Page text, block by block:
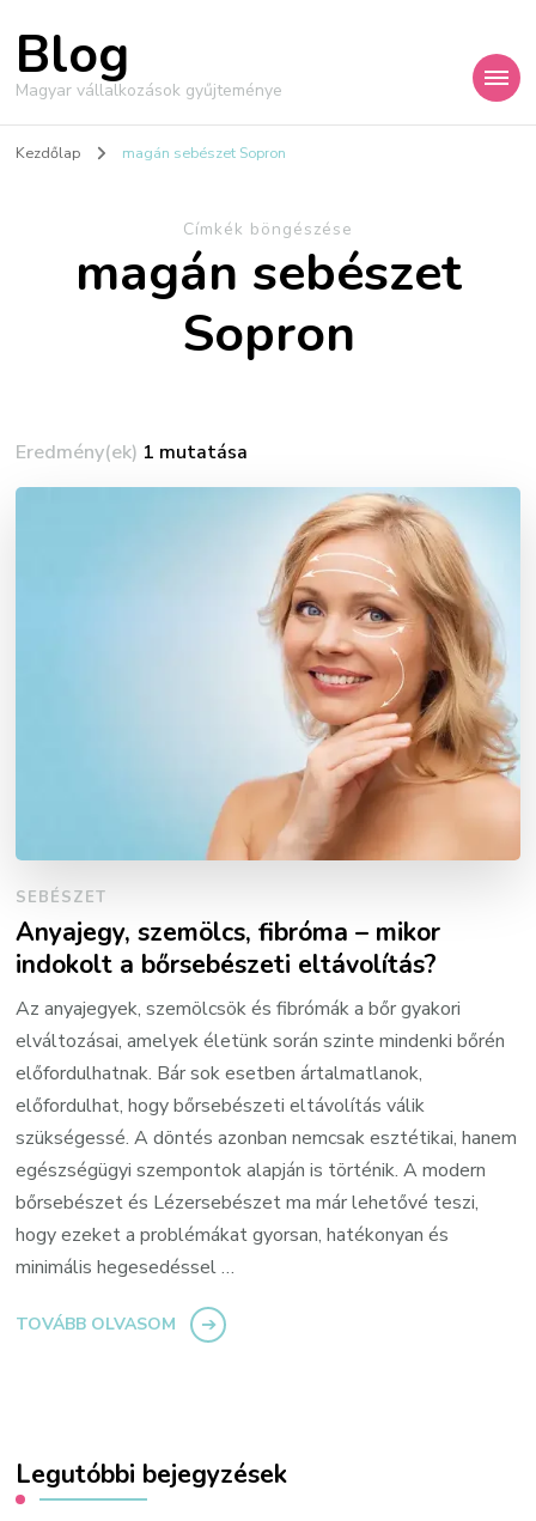
Blog
Magyar vállalkozások gyűjteménye
Kezdőlap magán sebészet Sopron
Címkék böngészése
magán sebészet
Sopron
Eredmény(ek) 1 mutatása
SEBÉSZET
Anyajegy, szemölcs, fibróma – mikor
indokolt a bőrsebészeti eltávolítás?
Az anyajegyek, szemölcsök és fibrómák a bőr gyakori
elváltozásai, amelyek életünk során szinte mindenki bőrén
előfordulhatnak. Bár sok esetben ártalmatlanok,
előfordulhat, hogy bőrsebészeti eltávolítás válik
szükségessé. A döntés azonban nemcsak esztétikai, hanem
egészségügyi szempontok alapján is történik. A modern
bőrsebészet és Lézersebészet ma már lehetővé teszi,
hogy ezeket a problémákat gyorsan, hatékonyan és
minimális hegesedéssel …
TOVÁBB OLVASOM
Legutóbbi bejegyzések